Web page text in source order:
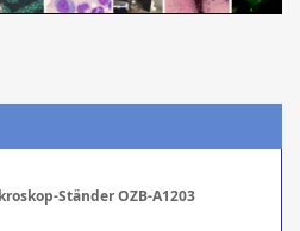
Ständer OZB-A1203